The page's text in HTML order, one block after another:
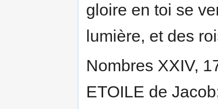
gloire en toi se
lumière, et des
Nombres XXIV,
ETOILE de